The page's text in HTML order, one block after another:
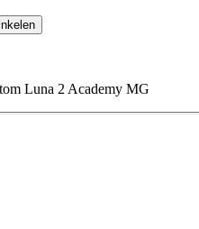
Luna 2 Academy MG